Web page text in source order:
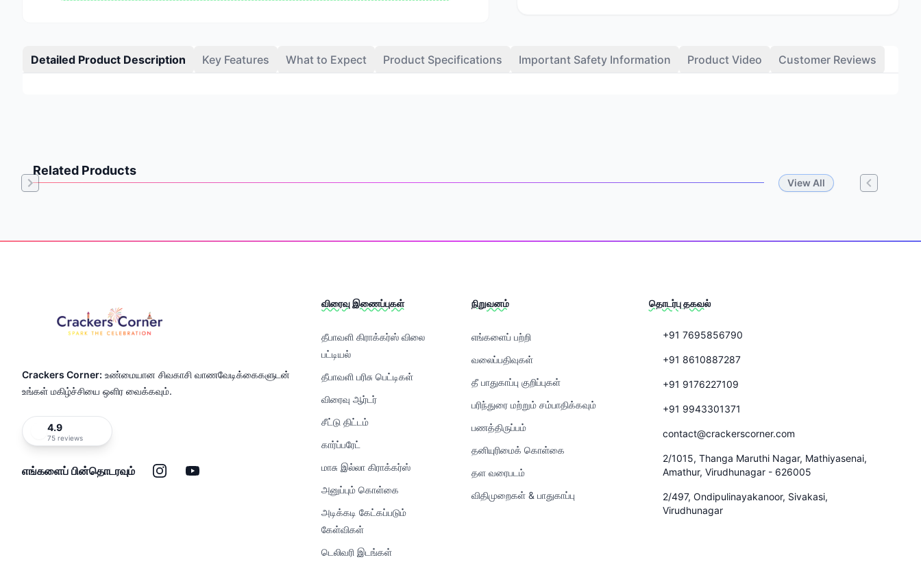
Detailed Product Description Key Features What to Expect Product Specifications Important Safety Information Product Video Customer Reviews
Related Products
View All
of
Crackers Corner: உண்மையான சிவகாசி வாணவேடிக்கைகளுடன்
உங்கள் மகிழ்ச்சியை ஒளிர வைக்கவும்.
4.9
75 reviews
எங்களைப் பின்தொடரவும் இன்ஸ்டாகிராம்
யூடியூப்
விரைவு இணைப்புகள்
தீபாவளி கிராக்கர்ஸ் விலை
பட்டியல்
தீபாவளி பரிசு பெட்டிகள்
விரைவு ஆர்டர்
சீட்டு திட்டம்
கார்ப்பரேட்
மாசு இல்லா கிராக்கர்ஸ்
அனுப்பும் கொள்கை
அடிக்கடி கேட்கப்படும்
கேள்விகள்
டெலிவரி இடங்கள்
நிறுவனம்
எங்களைப் பற்றி
வலைப்பதிவுகள்
தீ பாதுகாப்பு குறிப்புகள்
பரிந்துரை மற்றும் சம்பாதிக்கவும்
பணத்திருப்பம்
தனியுரிமைக் கொள்கை
தள வரைபடம்
விதிமுறைகள் & பாதுகாப்பு
தொடர்பு தகவல்
+91 7695856790
+91 8610887287
+91 9176227109
+91 9943301371
contact@crackerscorner.com
2/1015, Thanga Maruthi Nagar, Mathiyasenai,
Amathur, Virudhunagar - 626005
2/497, Ondipulinayakanoor, Sivakasi,
Virudhunagar